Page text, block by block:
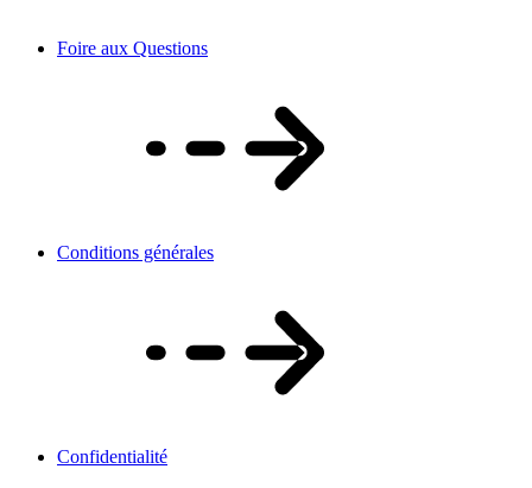
Foire aux Questions
Conditions générales
Confidentialité